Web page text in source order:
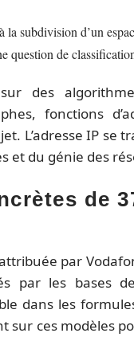
la subdivision d’un
question de
des
fonctions
L’adresse IP se
et du génie des
de
par
par les bases
dans les
sur ces modèles